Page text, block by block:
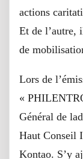
actions
Et de l’autre,
de
Lors de
«
Général de
Haut Conseil
Kontao. S’y